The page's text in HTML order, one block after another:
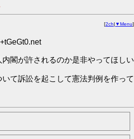
[2ch| ▼Menu]
閣が許されるのか是非やってほしい
て訴訟を起こして憲法判例を作って